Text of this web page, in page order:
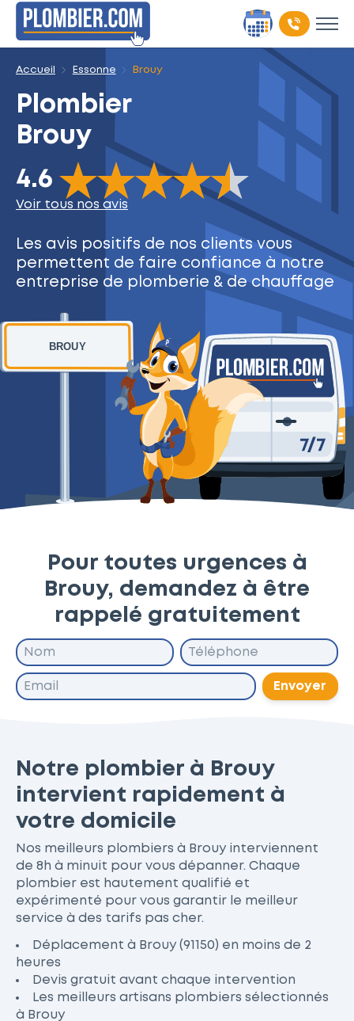
Accueil Essonne Brouy
Plombier
Brouy
4.6
The rating of this product is 4.6out of 5
Voir tous nos avis
Les avis positifs de nos clientsvous
permettent de faire confiance à notre
entreprise de plomberie & de chauffage
BROUY
Pour toutes urgences à
Brouy, demandez à être
rappelé gratuitement
Envoyer
Notre plombier à Brouy
intervient rapidement à
votre domicile
Nos meilleurs plombiers à Brouy interviennent
de 8h à minuit pour vous dépanner. Chaque
plombier est hautement qualifié et
expérimenté pour vous garantir le meilleur
service à des tarifs pas cher.
Déplacement à Brouy (91150) en moins de 2
heures
Devis gratuit avant chaque intervention
Les meilleurs artisans plombiers sélectionnés
à Brouy